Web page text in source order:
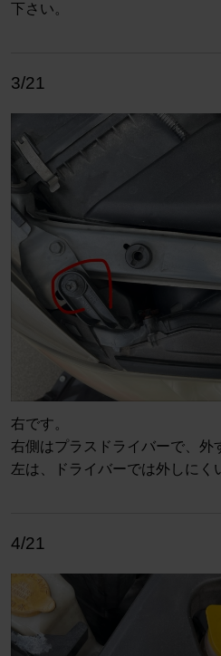
下さい。
3/21
右です。
右側はプラスドライバーで、外
左は、ドライバーでは外しにく
4/21